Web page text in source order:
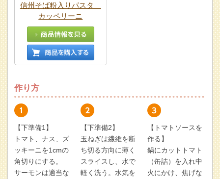
信州そば粉入りパスタ
カッペリーニ
作り方
【下準備1】
トマト、ナス、ズ
ッキーニを1cmの
角切りにする。
サーモンは適当な
【下準備2】
玉ねぎは繊維を断
ち切る方向に薄く
スライスし、水で
軽く洗う。水気を
【トマトソースを
作る】
鍋にカットトマト
（缶詰）を入れ中
火にかけ、焦げな